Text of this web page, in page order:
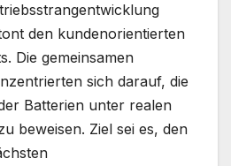
den kundenorientierten
Die gemeinsamen
sich darauf, die
Batterien unter realen
beweisen. Ziel sei es, den